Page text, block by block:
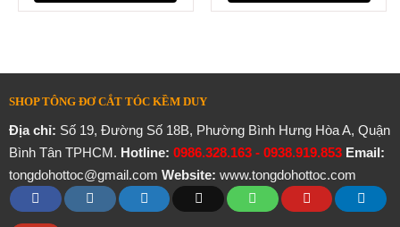
SHOP TÔNG ĐƠ CẮT TÓC KỀM DUY
Địa chỉ: Số 19, Đường Số 18B, Phường Bình Hưng Hòa A, Quận
Bình Tân TPHCM. Hotline: 0986.328.163 - 0938.919.853 Email:
tongdohottoc@gmail.com Website: www.tongdohottoc.com